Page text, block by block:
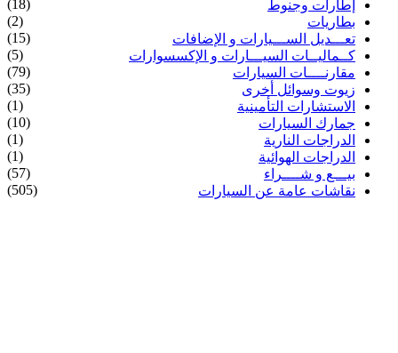
إطارات وجنوط
(18)
بطاريات
(2)
تعـــديل الســـيارات و الإضافات
(15)
كــماليــات السيـــارات و الإكسسوارات
(5)
مقارنــــات السيارات
(79)
زيوت وسوائل أخرى
(35)
الاستشارات التأمينية
(1)
جمارك السيارات
(10)
الدراجات النارية
(1)
الدراجات الهوائية
(1)
بيـــع و شــــراء
(57)
نقاشات عامة عن السيارات
(505)